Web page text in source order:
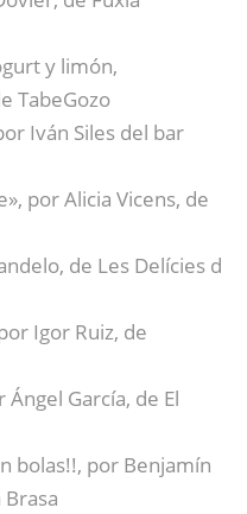
y limón,
TabeGozo
Iván Siles del bar
por Alicia Vicens, de
de Les Delícies d
Igor Ruiz, de
Ángel García, de El
bolas!!, por Benjamín